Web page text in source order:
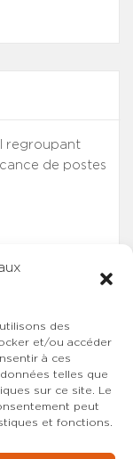
des
et/ou accéder
à ces
telles que
sur ce site. Le
peut
et fonctions.
regroupant
de postes